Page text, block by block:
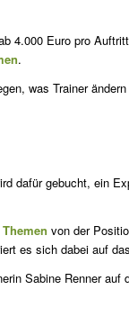
4.000 Euro pro
.
was Trainer
dafür gebucht, ein
von der
es sich dabei auf
Sabine Renner auf